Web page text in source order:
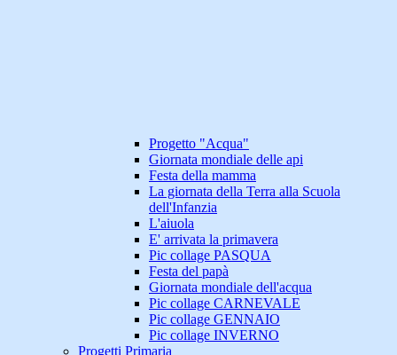
Progetto "Acqua"
Giornata mondiale delle api
Festa della mamma
La giornata della Terra alla Scuola
dell'Infanzia
L'aiuola
E' arrivata la primavera
Pic collage PASQUA
Festa del papà
Giornata mondiale dell'acqua
Pic collage CARNEVALE
Pic collage GENNAIO
Pic collage INVERNO
Progetti Primaria